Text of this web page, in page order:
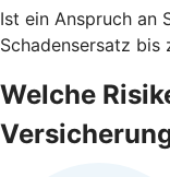
Ist ein Anspruch an
Schadensersatz bis
Welche